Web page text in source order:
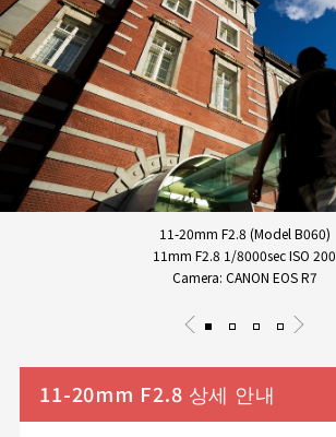
11-20mm F2.8 (Model B060)
11mm F2.8 1/8000sec ISO 200
Camera: CANON EOS R7
11-20mm F2.8 상세 안내